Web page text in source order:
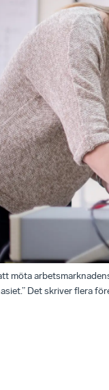
möta
Det skriver flera